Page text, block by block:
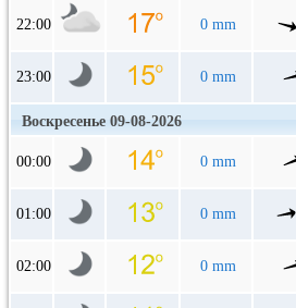
22:00 0 mm
23:00 0 mm
Воскресенье 09-08-2026
00:00 0 mm
01:00 0 mm
02:00 0 mm